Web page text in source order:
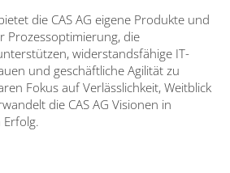
die CAS AG eigene Produkte und
Prozessoptimierung, die
widerstandsfähige IT-
und geschäftliche Agilität zu
Fokus auf Verlässlichkeit, Weitblick
die CAS AG Visionen in